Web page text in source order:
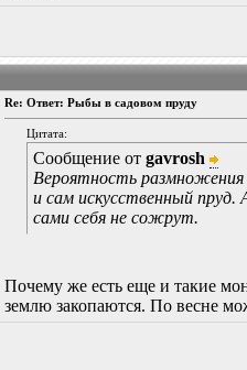
Re: Ответ: Рыбы в садовом пруду
Цитата:
Сообщение от gavrosh
Вероятность размножения
и сам искусственный
сами себя не сожрут.
Почему же есть еще и такие
землю закопаются. По весне